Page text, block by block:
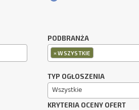
PODBRANŻA
×WSZYSTKIE
TYP OGŁOSZENIA
Wszystkie
KRYTERIA OCENY OFERT